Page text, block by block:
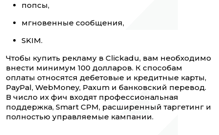
попсы,
мгновенные сообщения,
SKIM.
Чтобы купить рекламу в Clickadu, вам необходимо
внести минимум 100 долларов. К способам
оплаты относятся дебетовые и кредитные карты,
PayPal, WebMoney, Paxum и банковский перевод.
В число их фич входят профессиональная
поддержка, Smart CPM, расширенный таргетинг и
полностью управляемые кампании.